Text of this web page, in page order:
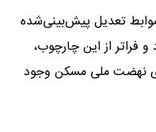
تعدیل پیش‌بینی‌شده
و فراتر از این چارچوب،
نهضت ملی مسکن وجود